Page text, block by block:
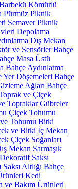
Kömürlü
Pürmüz Piknik
Semaver Piknik
Depolama
Dış Mekan
ve Sensörler Bahçe
Masa Üstü
Bahçe Aydınlatma
Yer Döşemeleri Bahçe
Ağları Bahçe
ve Çiçek
Topraklar Gübreler
Çiçek Tohumu
Tohumu Bitki
ve Bitki İç Mekan
Çiçek Soğanları
Mekan Sarmaşık
Dekoratif Saksı
Saksı Altlığı Bahçe
Kedi
ve Bakım Ürünleri